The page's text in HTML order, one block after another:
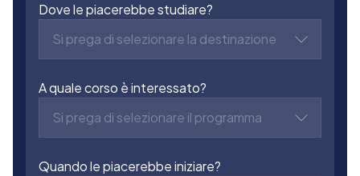
Dove le piacerebbe studiare?
Si prega di selezionare la destinazione
A quale corso è interessato?
Si prega di selezionare il programma
Quando le piacerebbe iniziare?